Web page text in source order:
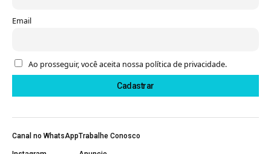
Email
Ao prosseguir, você aceita nossa política de privacidade.
Canal no WhatsAppTrabalhe Conosco